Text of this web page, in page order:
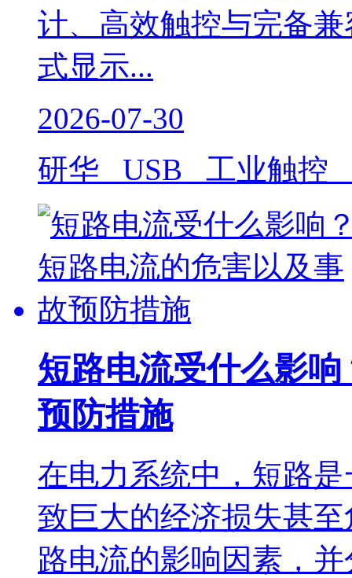
计、高效触控与完备
式显示...
2026-07-30
研华 USB 工业触控
短路电流受什么影
预防措施
在电力系统中，短路
致巨大的经济损失甚
路电流的影响因素，